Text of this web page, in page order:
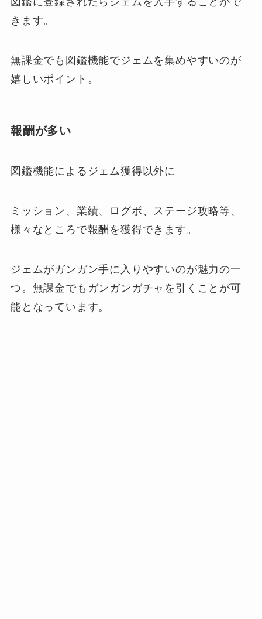
きます。
無課金でも図鑑機能でジェムを集めやすいのが
嬉しいポイント。
報酬が多い
図鑑機能によるジェム獲得以外に
ミッション、業績、ログボ、ステージ攻略等、
様々なところで報酬を獲得できます。
ジェムがガンガン手に入りやすいのが魅力の一
つ。無課金でもガンガンガチャを引くことが可
能となっています。